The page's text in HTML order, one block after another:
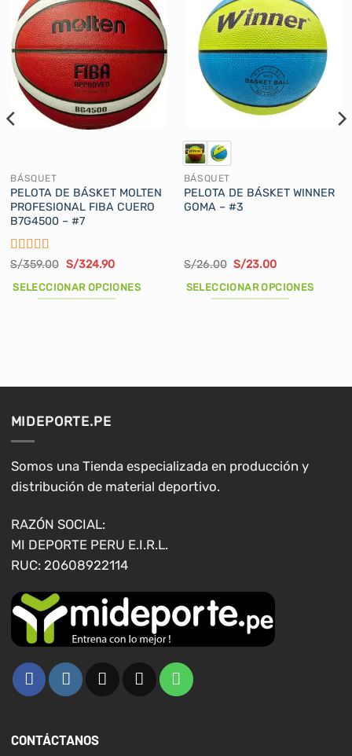
BÁSQUET
PELOTA DE BÁSKET MOLTEN
PROFESIONAL FIBA CUERO
B7G4500 – #7
Valorado
S/359.00 El
original
era:
S/324.90El
actual
es:
SELECCIONAR OPCIONES
se
pueden
elegir
en
página
de
producto
BÁSQUET
PELOTA DE BÁSKET WINNER
GOMA – #3
S/26.00 El
original
era:
S/23.00El
actual
es:
SELECCIONAR OPCIONES
elegir
en
MIDEPORTE.PE
Somos una Tienda especializada en producción y
distribución de material deportivo.
RAZÓN SOCIAL:
MI DEPORTE PERU E.I.R.L.
RUC: 20608922114
CONTÁCTANOS